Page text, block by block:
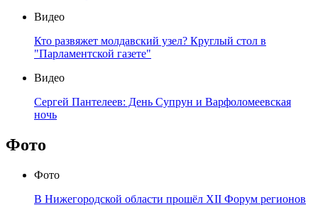
Видео
Кто развяжет молдавский узел? Круглый стол в
"Парламентской газете"
Видео
Сергей Пантелеев: День Супрун и Варфоломеевская
ночь
Фото
Фото
В Нижегородской области прошёл XII Форум регионов